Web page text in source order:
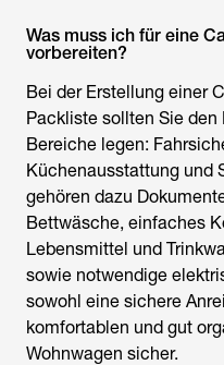
Was muss ich für eine
vorbereiten?
Bei der Erstellung einer
Packliste sollten Sie den
Bereiche legen:
Küchenausstattung und
gehören dazu
Bettwäsche, einfaches
Lebensmittel und
sowie notwendige
sowohl eine sichere
komfortablen und gut
Wohnwagen sicher.